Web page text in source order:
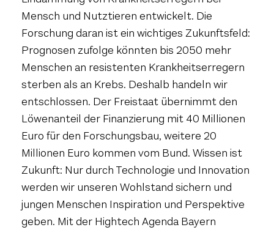
Mensch und Nutztieren entwickelt. Die
Forschung daran ist ein wichtiges Zukunftsfeld:
Prognosen zufolge könnten bis 2050 mehr
Menschen an resistenten Krankheitserregern
sterben als an Krebs. Deshalb handeln wir
entschlossen. Der Freistaat übernimmt den
Löwenanteil der Finanzierung mit 40 Millionen
Euro für den Forschungsbau, weitere 20
Millionen Euro kommen vom Bund. Wissen ist
Zukunft: Nur durch Technologie und Innovation
werden wir unseren Wohlstand sichern und
jungen Menschen Inspiration und Perspektive
geben. Mit der Hightech Agenda Bayern